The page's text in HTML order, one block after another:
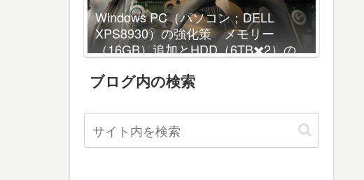
Windows PC（パソコン；DELL
XPS8930）の強化策 メモリー
（16GB）追加とHDD（6TB✖️2）の
ブログ内の検索